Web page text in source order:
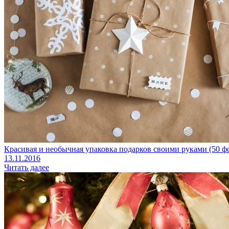
Красивая и необычная упаковка подарков своими руками (50
13.11.2016
Читать далее